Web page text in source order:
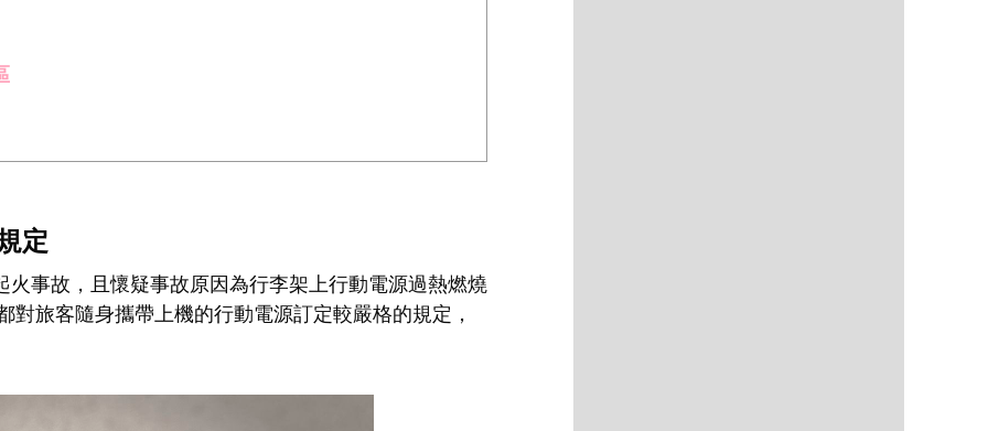
定
事故，且懷疑事故原因為行李架上行動電源過熱燃燒
旅客隨身攜帶上機的行動電源訂定較嚴格的規定，